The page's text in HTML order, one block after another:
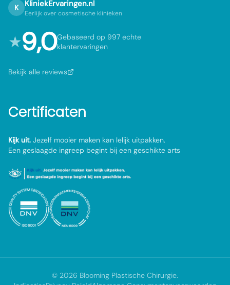
K KliniekErvaringen.nl
Eerlijk over cosmetische klinieken
★9,0Gebaseerd op 997 echte
klantervaringen
Bekijk alle reviews
Certificaten
Kijk uit. Jezelf mooier maken kan lelijk uitpakken.
Een geslaagde ingreep begint bij een geschikte arts
© 2026 Blooming Plastische Chirurgie.